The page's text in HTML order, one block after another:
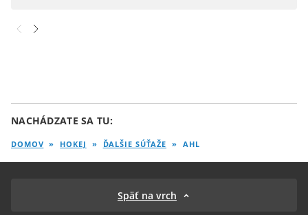
NACHÁDZATE SA TU:
DOMOV » HOKEJ » ĎALŠIE SÚŤAŽE » AHL
Späť na vrch